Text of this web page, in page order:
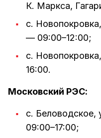
К. Маркса,
с.
— 09:00–12:00;
с.
16:00.
Московский РЭС:
с. Беловодское,
09:00–17:00;